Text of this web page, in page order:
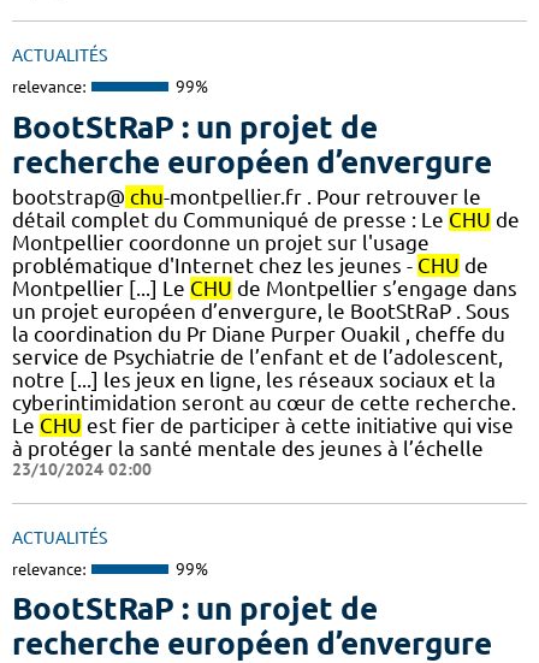
ACTUALITÉS
relevance: 99%
BootStRaP : un projet de
recherche européen d’envergure
bootstrap@ chu-montpellier.fr . Pour retrouver le
détail complet du Communiqué de presse : Le CHU de
Montpellier coordonne un projet sur l'usage
problématique d'Internet chez les jeunes - CHU de
Montpellier [...] Le CHU de Montpellier s’engage dans
un projet européen d’envergure, le BootStRaP . Sous
la coordination du Pr Diane Purper Ouakil , cheffe du
service de Psychiatrie de l’enfant et de l’adolescent,
notre [...] les jeux en ligne, les réseaux sociaux et la
cyberintimidation seront au cœur de cette recherche.
Le CHU est fier de participer à cette initiative qui vise
à protéger la santé mentale des jeunes à l’échelle
23/10/2024 02:00
ACTUALITÉS
relevance: 99%
BootStRaP : un projet de
recherche européen d’envergure